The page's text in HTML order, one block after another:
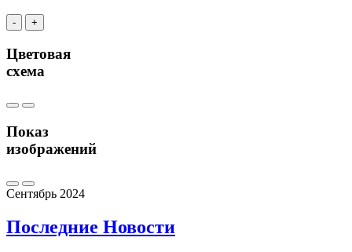
- +
Цветовая
схема
Показ
изображений
Сентябрь 2024
Последние Новости